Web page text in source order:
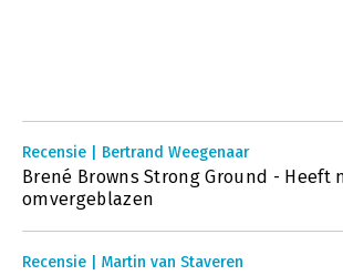
Recensie | Bertrand Weegenaar
Brené Browns Strong Ground - Heeft
omvergeblazen
Recensie | Martin van Staveren